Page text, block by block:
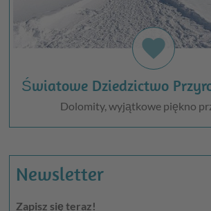
favorite
Światowe Dziedzictwo
Dolomity, wyjątkowe piękno
Newsletter
Zapisz się teraz!